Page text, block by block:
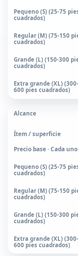
Precio base · Cada uno